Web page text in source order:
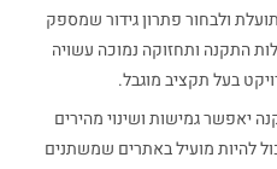
ולבחור פתרון גידור שמספק
התקנה ותחזוקה נמוכה עשויה
בעל תקציב מוגבל.
יאפשר גמישות ושינוי מהירים
להיות מועיל באתרים שמשתנים